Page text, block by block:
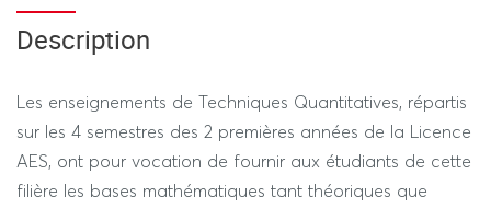
Description
Les enseignements de Techniques Quantitatives, répartis
sur les 4 semestres des 2 premières années de la Licence
AES, ont pour vocation de fournir aux étudiants de cette
filière les bases mathématiques tant théoriques que